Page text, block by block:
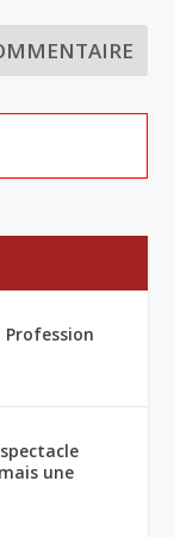
Profession
une